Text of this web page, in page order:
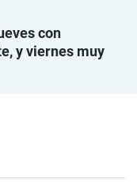
con
y viernes muy